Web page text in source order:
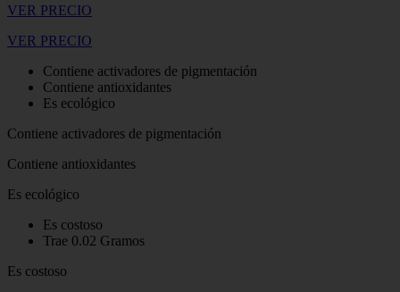
VER PRECIO
VER PRECIO
Contiene activadores de pigmentación
Contiene antioxidantes
Es ecológico
Contiene activadores de pigmentación
Contiene antioxidantes
Es ecológico
Es costoso
Trae 0.02 Gramos
Es costoso